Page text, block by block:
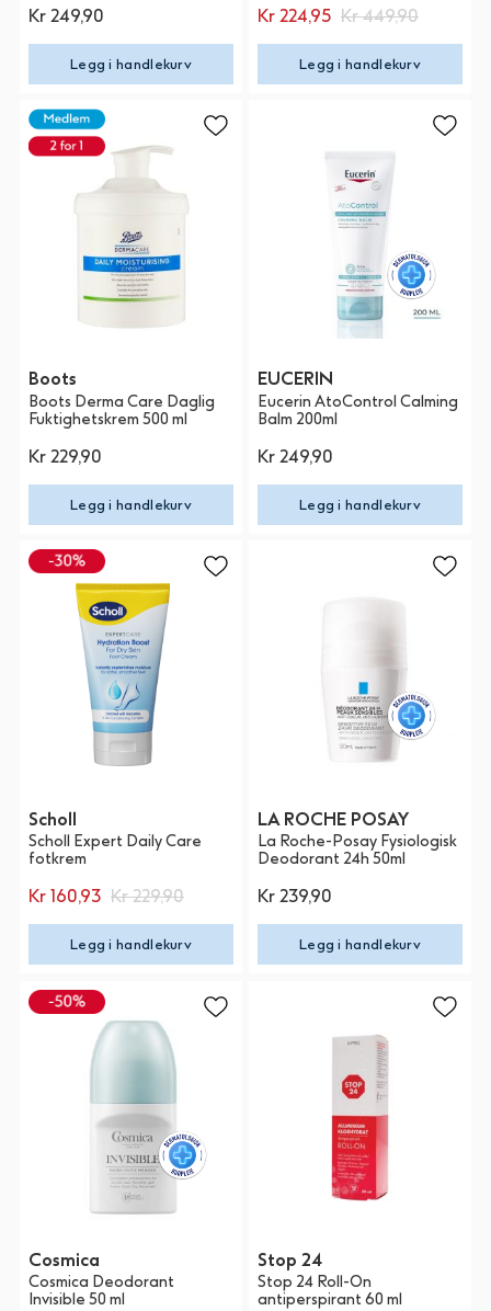
Kr 249,90
Legg i handlekurv
Kr 224,95 Kr 449,90
Legg i handlekurv
Boots
Boots Derma Care Daglig
Fuktighetskrem 500 ml
Kr 229,90
Legg i handlekurv
EUCERIN
Eucerin AtoControl Calming
Balm 200ml
Kr 249,90
Legg i handlekurv
Scholl
Scholl Expert Daily Care
fotkrem
Kr 160,93 Kr 229,90
Legg i handlekurv
LA ROCHE POSAY
La Roche-Posay Fysiologisk
Deodorant 24h 50ml
Kr 239,90
Legg i handlekurv
Cosmica
Cosmica Deodorant
Invisible 50 ml
Stop 24
Stop 24 Roll-On
antiperspirant 60 ml